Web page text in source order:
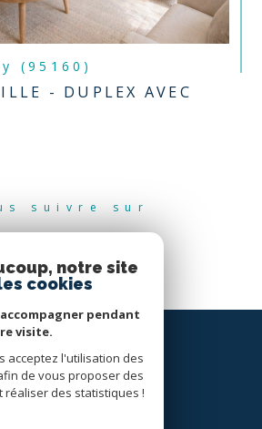
(95160)
- DUPLEX AVEC
suivre sur
notre site
cookies
pendant
visite.
acceptez l'utilisation des
de vous proposer des
des statistiques !